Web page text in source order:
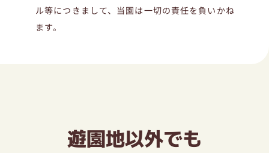
ル等につきまして、当園は一切の責任を負いかね
ます。
遊園地以外でも